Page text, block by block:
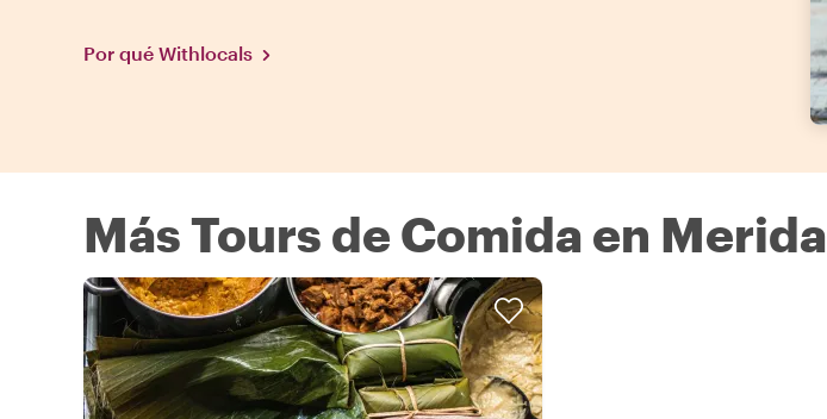
Por qué Withlocals
Más Tours de Comida en Merida